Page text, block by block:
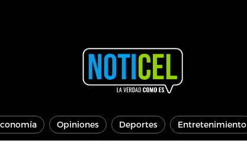
Opiniones Deportes Entretenimiento